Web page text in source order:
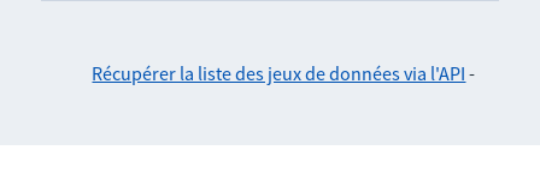
Récupérer la liste des jeux de données via l'API -